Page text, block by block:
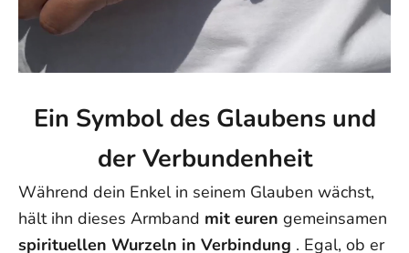
Ein Symbol des Glaubens und
der Verbundenheit
Während dein Enkel in seinem Glauben wächst,
hält ihn dieses Armband mit euren gemeinsamen
spirituellen Wurzeln in Verbindung . Egal, ob er